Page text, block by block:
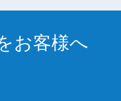
お客様へ